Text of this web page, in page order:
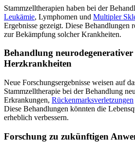
Stammzelltherapien haben bei der
Leukämie, Lymphomen und Multipler
Ergebnisse gezeigt. Diese Behandlungen
zur Bekämpfung solcher Krankheiten.
Behandlung
Herzkrankheiten
Neue Forschungsergebnisse weisen auf
Stammzelltherapie bei der Behandlung
Erkrankungen, Rückenmarksverletzungen
Diese Behandlungen könnten die
erheblich verbessern.
Forschung zu zukünftigen